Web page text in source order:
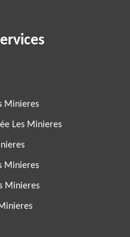
Minieres
Les Minieres
Minieres
Minieres